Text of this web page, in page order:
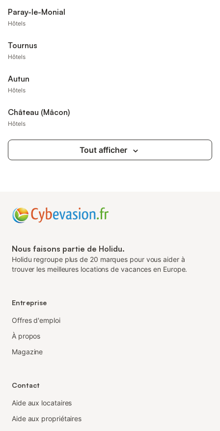
Paray-le-Monial
Hôtels
Tournus
Hôtels
Autun
Hôtels
Château (Mâcon)
Hôtels
Tout afficher
Nous faisons partie de Holidu.
Holidu regroupe plus de 20 marques pour vous aider à
trouver les meilleures locations de vacances en Europe.
Entreprise
Offres d'emploi
À propos
Magazine
Contact
Aide aux locataires
Aide aux propriétaires